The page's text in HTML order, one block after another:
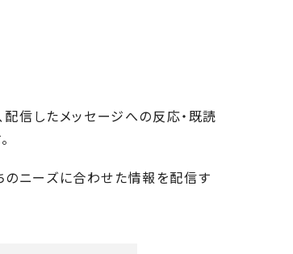
信したメッセージへの反応・既読
のニーズに合わせた情報を配信す